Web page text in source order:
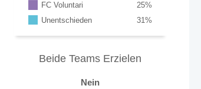
FC Voluntari
%
25
Unentschieden
%
31
Beide Teams Erzielen
Nein